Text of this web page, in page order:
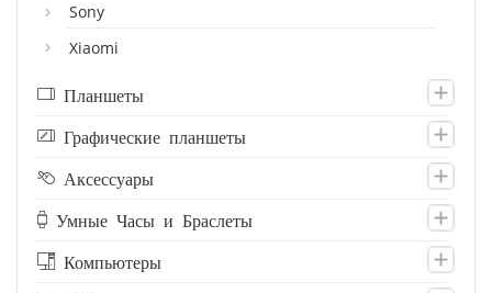
Sony
Xiaomi
Планшеты
Графические планшеты
Аксессуары
Умные Часы и Браслеты
Компьютеры